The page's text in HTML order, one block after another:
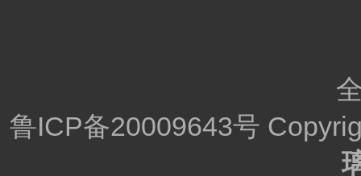
鲁ICP备20009643号